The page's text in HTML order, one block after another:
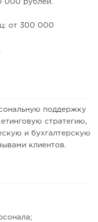
000 рублей.
от 300 000
поддержку
стратегию,
и бухгалтерскую
клиентов.